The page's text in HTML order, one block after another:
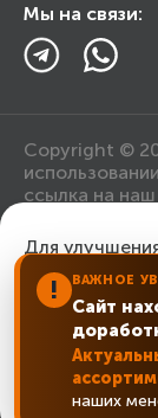
Мы на связи:
Copyright ©
ссылка на
Политика
Согласие на
! ВАЖНОЕ
Сайт
наших
Для
согласиться
нажмите “Ок,
ОК,